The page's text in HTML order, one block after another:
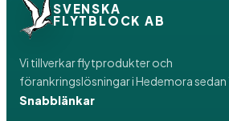
SVENSKA
FLYTBLOCK AB
Vi tillverkar flytprodukter och
förankringslösningar i Hedemora sedan
Snabblänkar